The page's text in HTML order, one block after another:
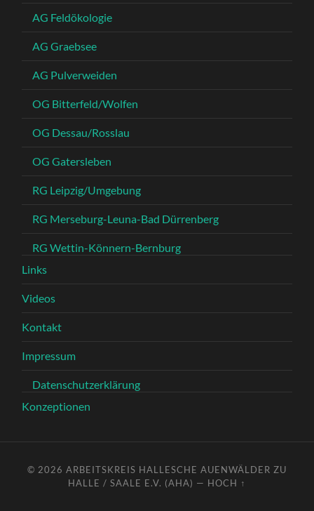
AG Feldökologie
AG Graebsee
AG Pulverweiden
OG Bitterfeld/Wolfen
OG Dessau/Rosslau
OG Gatersleben
RG Leipzig/Umgebung
RG Merseburg-Leuna-Bad Dürrenberg
RG Wettin-Könnern-Bernburg
Links
Videos
Kontakt
Impressum
Datenschutzerklärung
Konzeptionen
© 2026 ARBEITSKREIS HALLESCHE AUENWÄLDER ZU
HALLE / SAALE E.V. (AHA) — HOCH ↑